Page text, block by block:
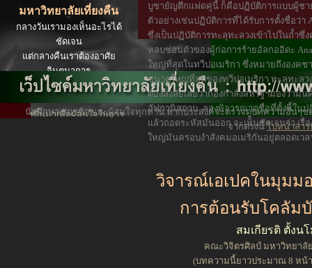
มหาวิทยาลัยเที่ยงคืน
กลางวันเรามองเห็นอะไรได้
ชัดเจน
แต่กลางคืนเราต้องอาศัย
จินตนาการ
Website ของมหาวิทยาลัยเที่ยง
สร้างขึ้นมาเพื่อผู้สนใจในการ
นักศึกษา สมาชิก และผู้สนใจทุกท่าน หากประสงค์จะตรวจดูบทความอื่นๆ
จากตรงนี้ไปหน้าสา
วิจารณ์เอเปคในมุมม
การต้อนรับโคลัม
สมเกียรติ ตั้งน
คณะวิจิตรศิลป์ มหาวิทยาลั
(บทความนี้ยาวประมาณ 8 หน้
บูชายัญตึกแฟดคู่นี้ ก็คือปฏิบัติการแบบผู้ชา
ตัวอย่างเช่นปฏิบัติการที่ได้รับการตั้งชื่อว่า
ซึ่งเป็นปฏิบัติการทะลุทะลวงเข้าไปในถ้ำซึ่
หลบซ่อนตัวของผู้ก่อการร้ายอัลกออิดะ
ใหญ่ที่สุดในทวีปอเมริกา ซึ่งหมายถึงองคช
ขนาดใหญ่ที่สุดของทวีปอเมริกา ทะลุทะลว
ต้องสงสัยเลยว่ากองกำลังสหรัฐฯมองว่ามั
อัฟกานิสถาน. ลองพิจารณาดูชื่อที่ตั้งนี้ในป
แล้วถอดระหัสมันออก จะเห็นชัดเจนว่า เรื่
ใหญ่มันครอบงำสังคมอเมริกันอยู่ตลอดเวล